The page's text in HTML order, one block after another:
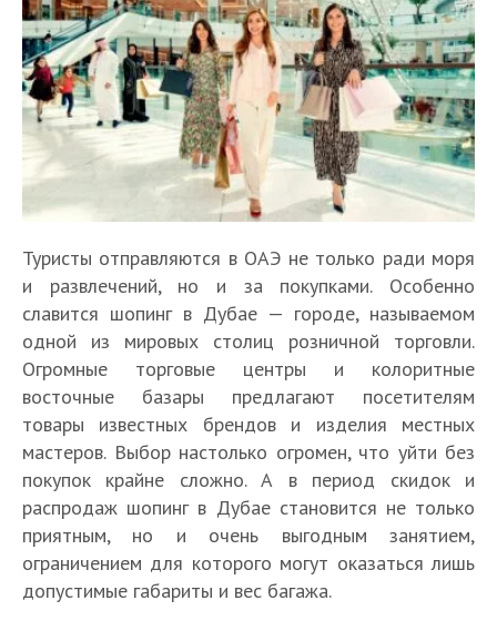
Туристы отправляются в ОАЭ не только ради моря
и развлечений, но и за покупками. Особенно
славится шопинг в Дубае — городе, называемом
одной из мировых столиц розничной торговли.
Огромные торговые центры и колоритные
восточные базары предлагают посетителям
товары известных брендов и изделия местных
мастеров. Выбор настолько огромен, что уйти без
покупок крайне сложно. А в период скидок и
распродаж шопинг в Дубае становится не только
приятным, но и очень выгодным занятием,
ограничением для которого могут оказаться лишь
допустимые габариты и вес багажа.